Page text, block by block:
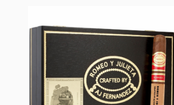
Posted